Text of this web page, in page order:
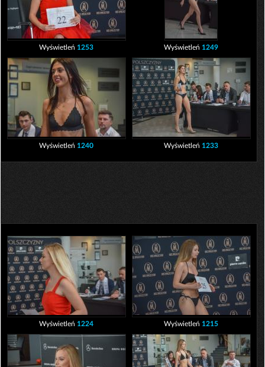
Wyświetleń 1253 Wyświetleń 1249
Wyświetleń 1240 Wyświetleń 1233
Wyświetleń 1224 Wyświetleń 1215